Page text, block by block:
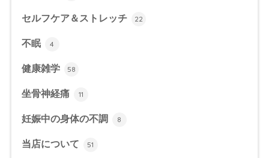
セルフケア＆ストレッチ 22
不眠 4
健康雑学 58
坐骨神経痛 11
妊娠中の身体の不調 8
当店について 51